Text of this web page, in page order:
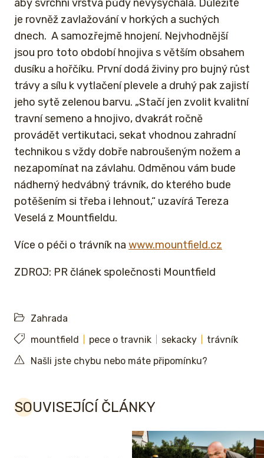
aby svrchní vrstva půdy nevysychala. Důležité
je rovněž zavlažování v horkých a suchých
dnech. A samozřejmě hnojení. Nejvhodnější
jsou pro toto období hnojiva s větším obsahem
dusíku a hořčíku. První dodá živiny pro bujný růst
trávy a sílu k vytlačení plevele a druhý pak zajistí
jeho sytě zelenou barvu. „Stačí jen zvolit kvalitní
travní semeno a hnojivo, dvakrát ročně
provádět vertikutaci, sekat vhodnou zahradní
technikou s vždy dobře nabroušeným nožem a
nezapomínat na závlahu. Odměnou vám bude
nádherný hedvábný trávník, do kterého bude
potěšením si třeba i lehnout,“ uzavírá Tereza
Veselá z Mountfieldu.
Více o péči o trávník na www.mountfield.cz
ZDROJ: PR článek společnosti Mountfield
Zahrada
mountfield
pece o travnik sekacky
trávník
Našli jste chybu nebo máte připomínku?
SOUVISEJÍCÍ ČLÁNKY